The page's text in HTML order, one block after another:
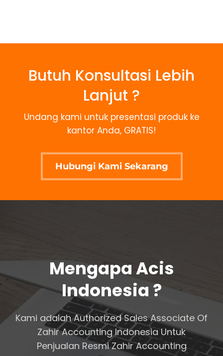
Butuh Konsultasi Lebih
Lanjut ?
Undang kami untuk presentasi produk ke
kantor Anda, GRATIS!
Hubungi Kami Sekarang
Mengapa Acis
Indonesia ?
Kami adalah Authorized Sales Associate Of
Zahir Accounting Indonesia Untuk
Penjualan Resmi Zahir Accounting